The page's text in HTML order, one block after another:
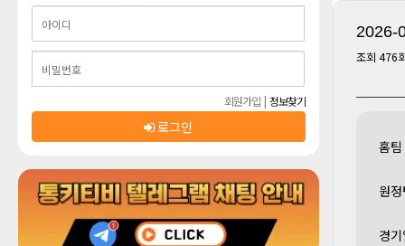
2026-
조회 476
홈팀
원
경
회원가입 | 정보찾기
로그인